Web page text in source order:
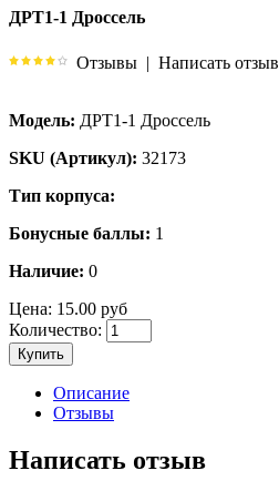
ДРТ1-1 Дроссель
Отзывы | Написать отзыв
Модель: ДРТ1-1 Дроссель
SKU (Артикул): 32173
Тип корпуса:
Бонусные баллы: 1
Наличие: 0
Цена: 15.00 руб
Количество:
Купить
Описание
Отзывы
Написать отзыв